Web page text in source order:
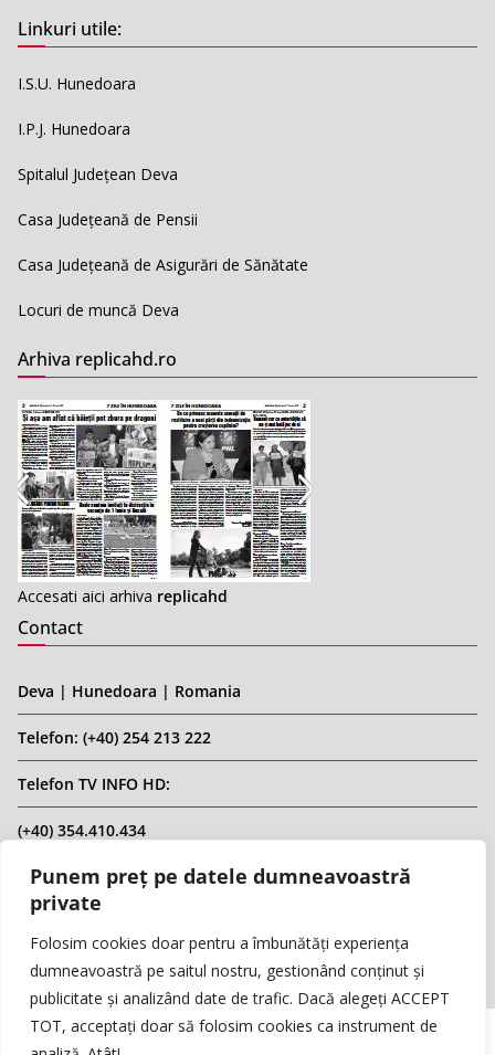
Punem preț pe datele dumneavoastră
private
Folosim cookies doar pentru a îmbunătăți experiența
dumneavoastră pe saitul nostru, gestionând conținut și
publicitate și analizând date de trafic. Dacă alegeți ACCEPT
TOT, acceptați doar să folosim cookies ca instrument de
Linkuri utile:
I.S.U. Hunedoara
I.P.J. Hunedoara
Spitalul Județean Deva
Casa Județeană de Pensii
Casa Județeană de Asigurări de Sănătate
Locuri de muncă Deva
Arhiva replicahd.ro
Accesati aici arhiva replicahd
Contact
Deva | Hunedoara | Romania
Telefon: (+40) 254 213 222
Telefon TV INFO HD:
(+40) 354.410.434
Email: infohd20@gmail.com
Website: www.replicahd.ro